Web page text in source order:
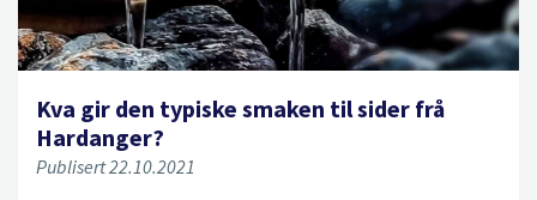
Kva gir den typiske smaken til sider frå
Hardanger?
Publisert 22.10.2021